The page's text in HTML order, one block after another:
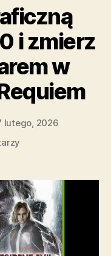
i zmierz
w
lutego, 2026
graficzną
INNO3D
RTX
50
i
zmierz